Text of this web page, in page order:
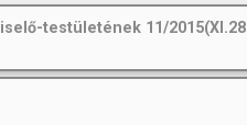
testületének 11/